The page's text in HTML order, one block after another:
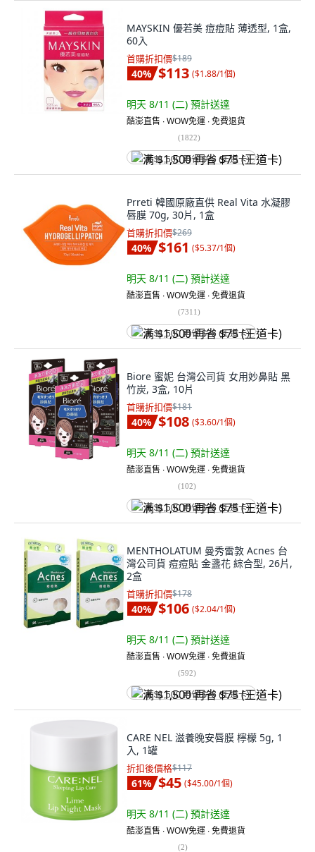
MAYSKIN 優若美 痘痘貼 薄透型, 1盒,
60入
首購折扣價$189
40% $113 ($1.88/1個)
明天 8/11 (二) 預計送達
酷澎直售 ∙ WOW免運 ∙ 免費退貨
(1822)
满 $1,500 再省 $75 (王道卡)
Prreti 韓國原廠直供 Real Vita 水凝膠
唇膜 70g, 30片, 1盒
首購折扣價$269
40% $161 ($5.37/1個)
明天 8/11 (二) 預計送達
酷澎直售 ∙ WOW免運 ∙ 免費退貨
(7311)
满 $1,500 再省 $75 (王道卡)
Biore 蜜妮 台灣公司貨 女用妙鼻貼 黑
竹炭, 3盒, 10片
首購折扣價$181
40% $108 ($3.60/1個)
明天 8/11 (二) 預計送達
酷澎直售 ∙ WOW免運 ∙ 免費退貨
(102)
满 $1,500 再省 $75 (王道卡)
MENTHOLATUM 曼秀雷敦 Acnes 台
灣公司貨 痘痘貼 金盞花 綜合型, 26片,
2盒
首購折扣價$178
40% $106 ($2.04/1個)
明天 8/11 (二) 預計送達
酷澎直售 ∙ WOW免運 ∙ 免費退貨
(592)
满 $1,500 再省 $75 (王道卡)
CARE NEL 滋養晚安唇膜 檸檬 5g, 1
入, 1罐
折扣後價格$117
61% $45 ($45.00/1個)
明天 8/11 (二) 預計送達
酷澎直售 ∙ WOW免運 ∙ 免費退貨
(2)